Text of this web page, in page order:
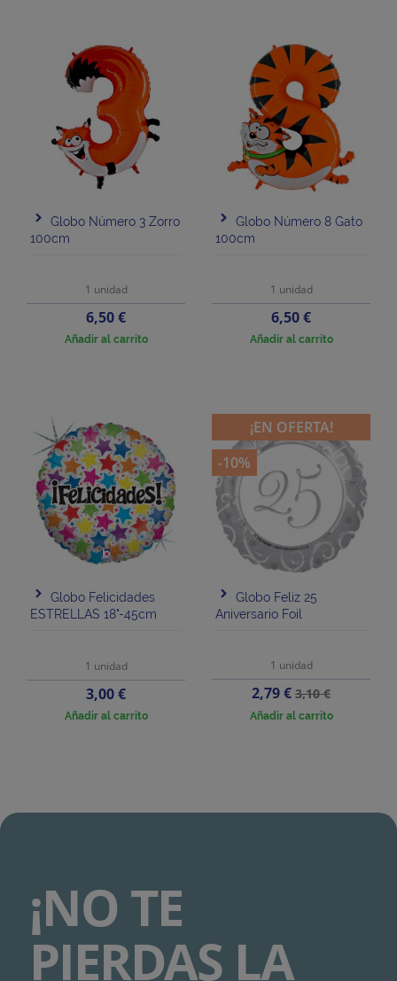
Globo Número 3 Zorro
100cm
1 unidad
Precio
6,50 €
Añadir al carrito
Globo Número 8 Gato
100cm
1 unidad
Precio
6,50 €
Añadir al carrito
Globo Felicidades
ESTRELLAS 18"-45cm
1 unidad
Precio
3,00 €
Añadir al carrito
Globo Feliz 25
Aniversario Foil
1 unidad
Precio
2,79 €Precio
base
3,10 €
Añadir al carrito
¡EN OFERTA!
-10%
¡NO TE
PIERDAS LA